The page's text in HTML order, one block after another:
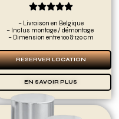

– Livraison en Belgique
– Inclus montage / démontage
– Dimension entre 100 & 120 cm
RESERVER LOCATION
EN SAVOIR PLUS